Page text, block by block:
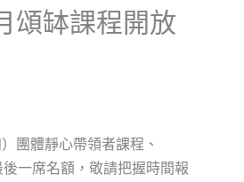
頌缽課程開放
團體靜心帶領者課程、
一席名額，敬請把握時間報